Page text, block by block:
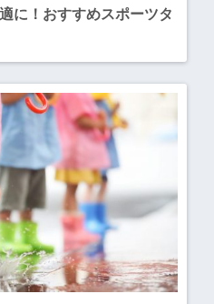
に！おすすめスポーツタ